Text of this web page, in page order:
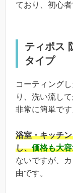
ており、初心
ティポス
タイプ
コーティング
り、洗い流し
非常に簡単です
浴室・キッチ
し、価格も大
ないですが、
由です。